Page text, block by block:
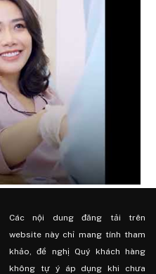
Các nội dung đăng tải trên
website này chỉ mang tính tham
khảo, đề nghị Quý khách hàng
không tự ý áp dụng khi chưa